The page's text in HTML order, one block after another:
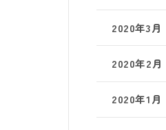
2020年3月
2020年2月
2020年1月